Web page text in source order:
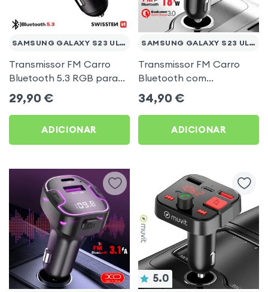
SAMSUNG GALAXY S23 ULTRA
Transmissor FM Carro
Bluetooth 5.3 RGB para
Samsung Galaxy S23
Ultra
29,90 €
ADICIONAR
SAMSUNG GALAXY S23 ULTRA
Transmissor FM Carro
Bluetooth com
carregamento duplo de
música USB Preto
34,90 €
ADICIONAR
5.0